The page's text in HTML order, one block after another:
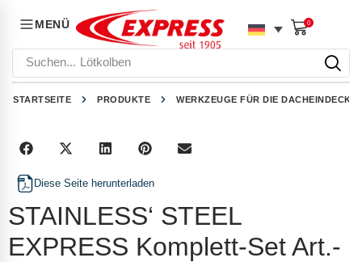
MENÜ 0
Suchen... Lötkolben
STARTSEITE PRODUKTE WERKZEUGE FÜR DIE
Diese Seite herunterladen
STAINLESS‘ STEEL
EXPRESS Komplett-Set Art.-